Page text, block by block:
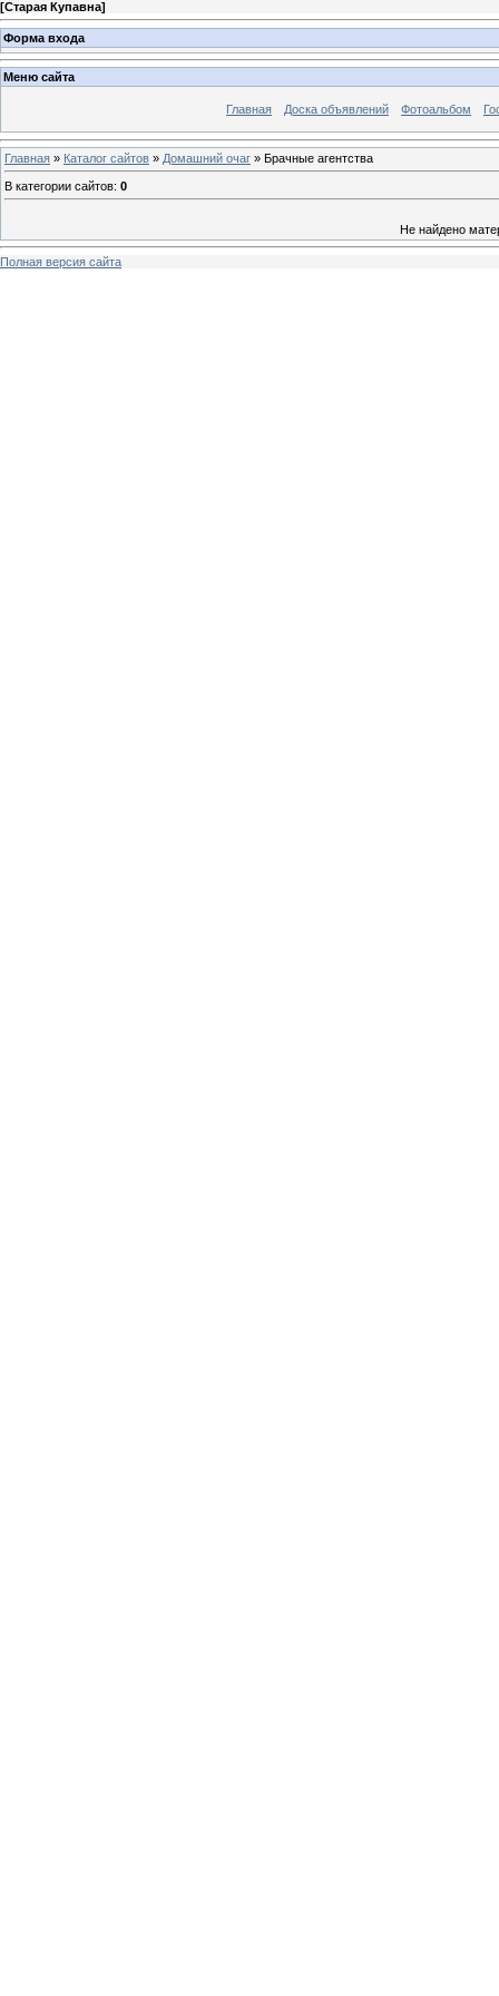
[Старая Купавна]
Форма входа
Меню сайта
Главная Доска объявлений Фотоальбом
Главная » Каталог сайтов » Домашний очаг » Брачные агентства
В категории сайтов: 0
Не найдено
Полная версия сайта